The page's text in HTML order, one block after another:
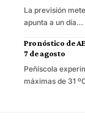
La previsión
apunta a un día…
Pronóstico de
7 de agosto
Peñíscola
máximas de 31